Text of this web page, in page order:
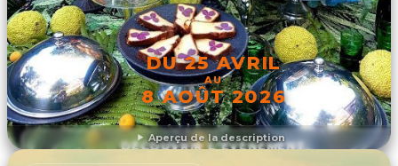
Aperçu de la description
DU 25 AVRIL
AU
8 AOÛT 2026
DÉCOUVRIR L'ÉVÉNEMENT